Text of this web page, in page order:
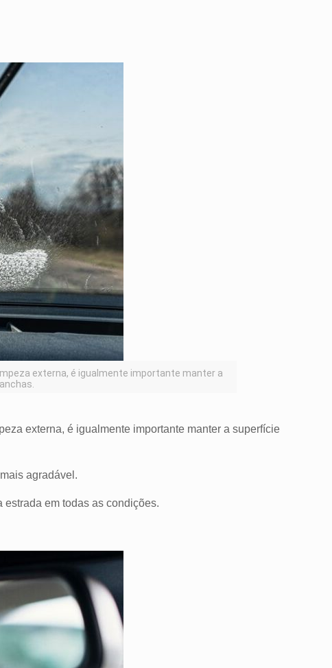
externa, é igualmente importante manter a
externa, é igualmente importante manter a superfície
agradável.
em todas as condições.